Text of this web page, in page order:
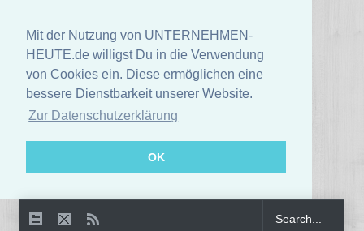
Mit der Nutzung von UNTERNEHMEN-
HEUTE.de willigst Du in die Verwendung
von Cookies ein. Diese ermöglichen eine
bessere Dienstbarkeit unserer Website.
Zur Datenschutzerklärung
OK